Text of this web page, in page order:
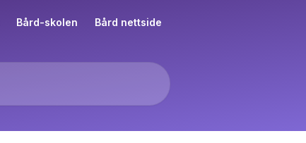
Bård-skolen Bård nettside